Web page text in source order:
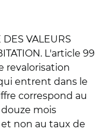
DES VALEURS
. L'article 99
revalorisation
entrent dans le
correspond au
mois
non au taux de